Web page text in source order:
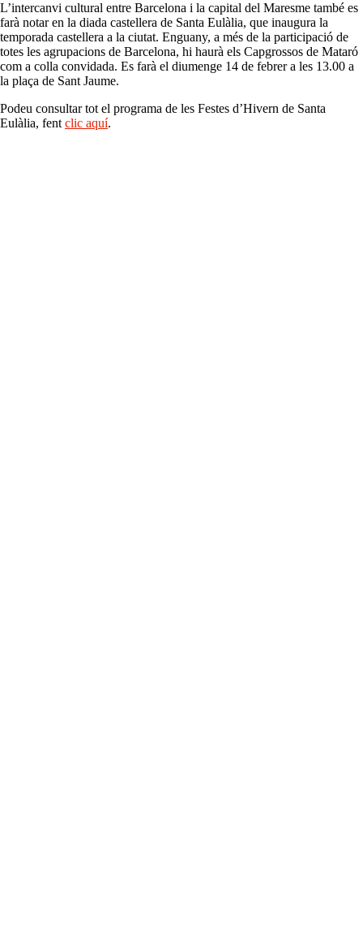
L’intercanvi cultural entre Barcelona i la capital del Maresme també es
farà notar en la diada castellera de Santa Eulàlia, que inaugura la
temporada castellera a la ciutat. Enguany, a més de la participació de
totes les agrupacions de Barcelona, hi haurà els Capgrossos de Mataró
com a colla convidada. Es farà el diumenge 14 de febrer a les 13.00 a
la plaça de Sant Jaume.
Podeu consultar tot el programa de les Festes d’Hivern de Santa
Eulàlia, fentclic aquí.